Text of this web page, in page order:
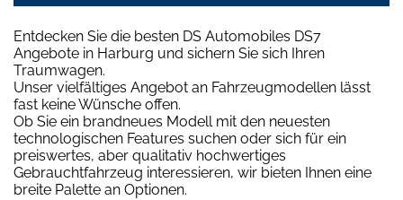
Entdecken Sie die besten DS Automobiles DS7
Angebote in Harburg und sichern Sie sich Ihren
Traumwagen.
Unser vielfältiges Angebot an Fahrzeugmodellen lässt
fast keine Wünsche offen.
Ob Sie ein brandneues Modell mit den neuesten
technologischen Features suchen oder sich für ein
preiswertes, aber qualitativ hochwertiges
Gebrauchtfahrzeug interessieren, wir bieten Ihnen eine
breite Palette an Optionen.